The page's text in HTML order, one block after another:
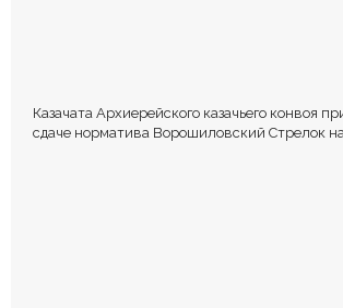
Казачата Архиерейского казачьего конвоя
сдаче норматива Ворошиловский Стрелок